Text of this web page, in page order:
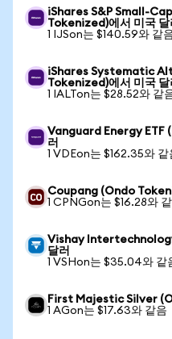
iShares S&P Small-
Tokenized)에서 미국 달
1 IJSon는 $140.59와 같
iShares Systematic
Tokenized)에서 미국 달
1 IALTon는 $28.52와 같
Vanguard Energy ETF
러
1 VDEon는 $162.35와 같
Coupang (Ondo
1 CPNGon는 $16.28와
Vishay
달러
1 VSHon는 $35.04와 같
First Majestic Silver
1 AGon는 $17.63와 같음